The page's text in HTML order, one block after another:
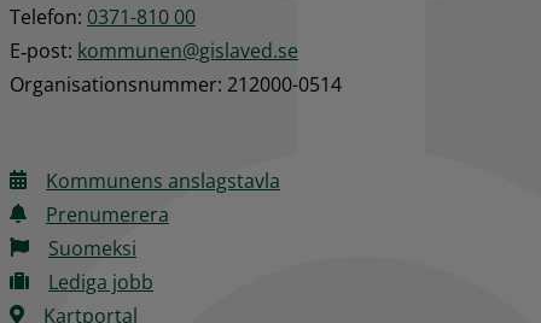
Telefon: 0371-810 00
E‑post: kommunen@gislaved.se
Organisationsnummer: 212000-0514
Kommunens anslagstavla
Prenumerera
Suomeksi
Lediga jobb
Kartportal